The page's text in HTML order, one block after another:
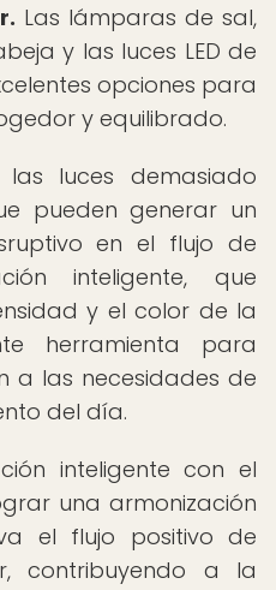
Las lámparas de sal,
y las luces LED de
opciones para
y equilibrado.
luces demasiado
pueden generar un
en el flujo de
inteligente, que
y el color de la
herramienta para
a las necesidades de
del día.
inteligente con el
una armonización
el flujo positivo de
contribuyendo a la